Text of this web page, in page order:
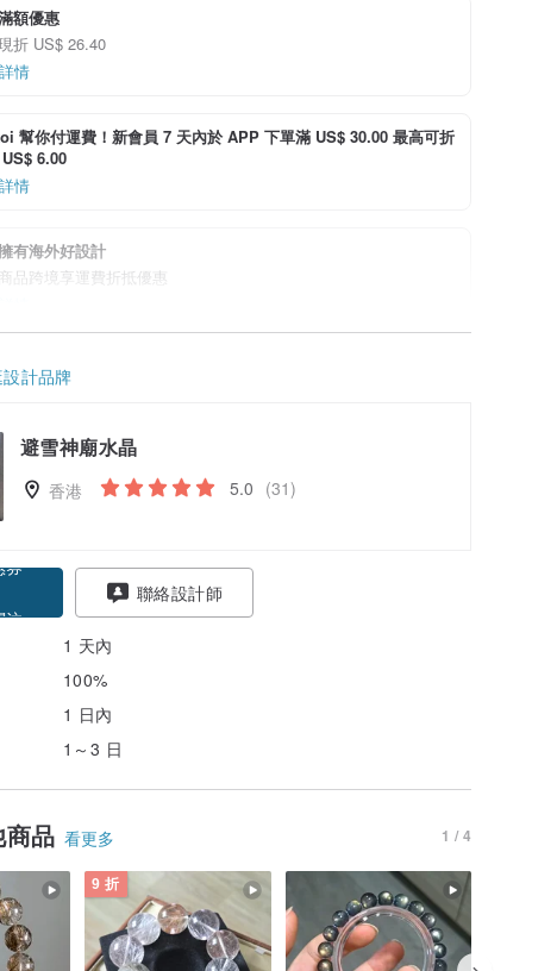
額優惠
折 US$ 26.40
情
幫你付運費！新會員 7 天內於 APP 下單滿 US$ 30.00 最高可折
6.00
情
有海外好設計
品跨境享運費折抵優惠
計品牌
避雪神廟水晶
香港 5.0 (31)
聯絡設計師
1 天內
100%
1 日內
1～3 日
品 看更多 1 / 4
9 折